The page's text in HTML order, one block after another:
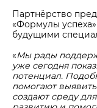
Партнёрство
«Формулы
будущими
«Мы рады
уже сегодня
потенциал.
помогают
создают среду